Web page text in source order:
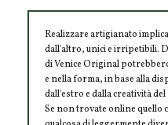
Realizzare artigianato
dall'altro, unici e irripetibili.
di Venice Original
e nella forma, in base alla
dall'estro e dalla creatività
Se non trovate online quello